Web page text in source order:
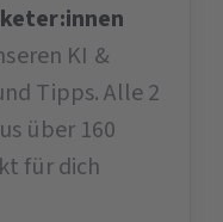
KI &
Tipps. Alle 2
über 160
für dich